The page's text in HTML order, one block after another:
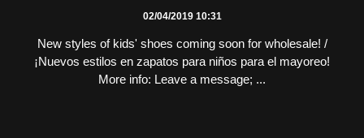
02/04/2019 10:31
New styles of kids' shoes coming soon for wholesale! /
¡Nuevos estilos en zapatos para niños para el mayoreo!
More info: Leave a message; ...